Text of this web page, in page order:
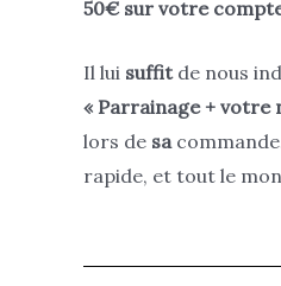
50€ sur votre
Il lui suffitde nous
« Parrainage + votre
lors de sa
rapide, et tout le